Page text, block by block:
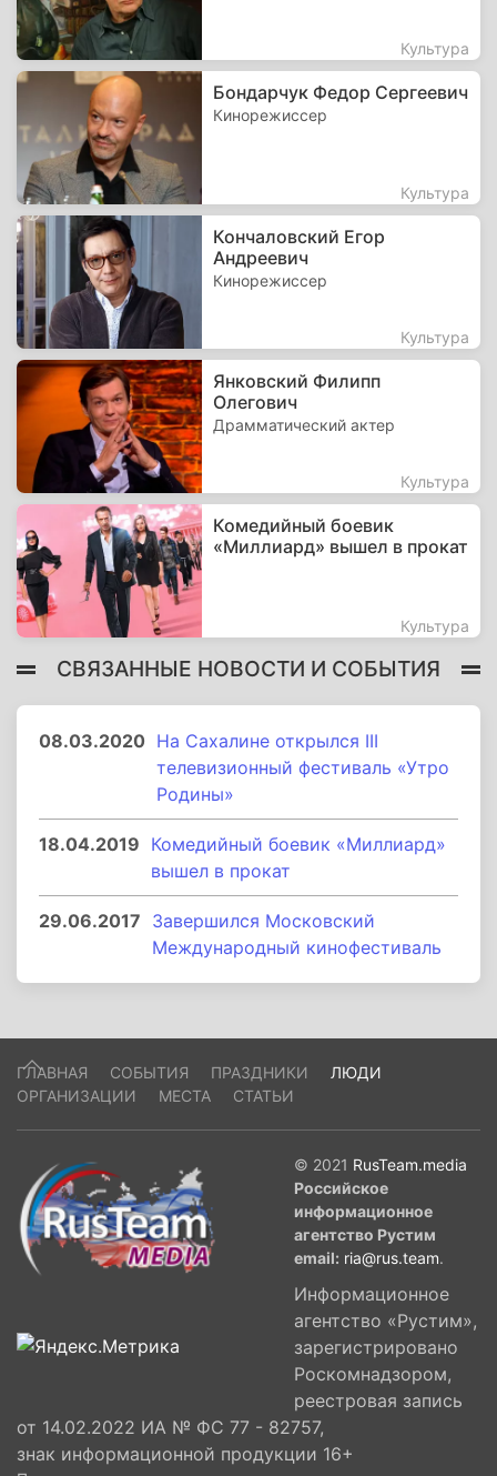
Культура
Бондарчук Федор Сергеевич
Кинорежиссер
Культура
Кончаловский Егор
Андреевич
Кинорежиссер
Культура
Янковский Филипп
Олегович
Драмматический актер
Культура
Комедийный боевик
«Миллиард» вышел в прокат
Культура
СВЯЗАННЫЕ НОВОСТИ И СОБЫТИЯ
08.03.2020 На Сахалине открылся III
телевизионный фестиваль «Утро
Родины»
18.04.2019 Комедийный боевик «Миллиард»
вышел в прокат
29.06.2017 Завершился Московский
Международный кинофестиваль
ГЛАВНАЯ СОБЫТИЯ ПРАЗДНИКИ
ЛЮДИ
ОРГАНИЗАЦИИ
МЕСТА СТАТЬИ
© 2021 RusTeam.media
Российское
информационное
агентство Рустим
email: ria@rus.team.
Информационное
агентство «Рустим»,
зарегистрировано
Роскомнадзором,
реестровая запись
от 14.02.2022 ИА № ФС 77 - 82757,
знак информационной продукции 16+